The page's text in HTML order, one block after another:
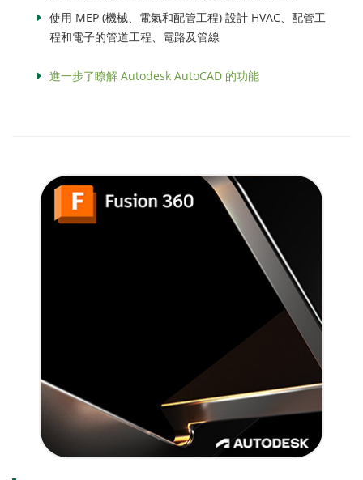
使用 MEP (機械、電氣和配管工程) 設計 HVAC、配管工
程和電子的管道工程、電路及管線
進一步了瞭解 Autodesk AutoCAD 的功能